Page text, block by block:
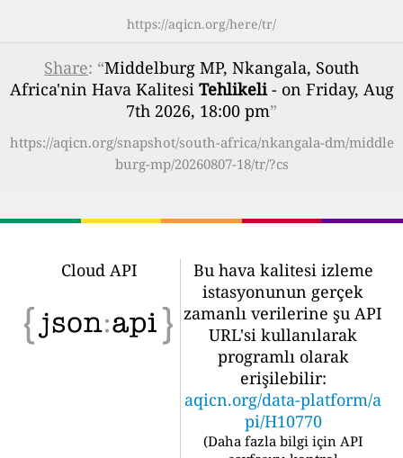
https://aqicn.org/here/tr/
Share: “Middelburg MP, Nkangala, South
Africa'nin Hava Kalitesi Tehlikeli- on Friday, Aug
7th 2026, 18:00 pm”
https://aqicn.org/snapshot/south-africa/nkangala-dm/middle
burg-mp/20260807-18/tr/?cs
Cloud API
Bu hava kalitesi izleme
istasyonunun gerçek
zamanlı verilerine şu API
URL'si kullanılarak
programlı olarak
erişilebilir:
aqicn.org/data-platform/a
pi/H10770
(Daha fazla bilgi için API